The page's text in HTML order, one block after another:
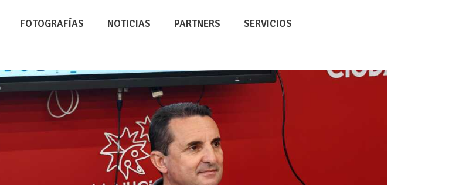
FOTOGRAFÍAS NOTICIAS PARTNERS SERVICIOS